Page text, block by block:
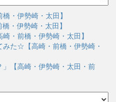
・伊勢崎・太田】
・伊勢崎・太田】
・前橋・伊勢崎・太田】
みた☆【高崎・前橋・伊勢崎・
」【高崎・伊勢崎・太田・前